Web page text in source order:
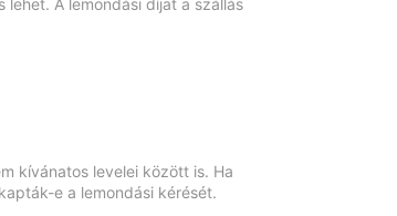
A lemondási díjat a szállás
kívánatos levelei között is. Ha
e a lemondási kérését.